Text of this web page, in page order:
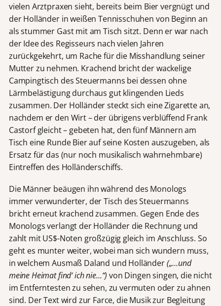
vielen Arztpraxen sieht, bereits beim Bier vergnügt und
der Holländer in weißen Tennisschuhen von Beginn an
als stummer Gast mit am Tisch sitzt. Denn er war nach
der Idee des Regisseurs nach vielen Jahren
zurückgekehrt, um Rache für die Misshandlung seiner
Mutter zu nehmen. Krachend bricht der wackelige
Campingtisch des Steuermanns bei dessen ohne
Lärmbelästigung durchaus gut klingenden Lieds
zusammen. Der Holländer steckt sich eine Zigarette an,
nachdem er den Wirt – der übrigens verblüffend Frank
Castorf gleicht – gebeten hat, den fünf Männern am
Tisch eine Runde Bier auf seine Kosten auszugeben, als
Ersatz für das (nur noch musikalisch wahrnehmbare)
Eintreffen des Holländerschiffs.
Die Männer beäugen ihn während des Monologs
immer verwunderter, der Tisch des Steuermanns
bricht erneut krachend zusammen. Gegen Ende des
Monologs verlangt der Holländer die Rechnung und
zahlt mit US$-Noten großzügig gleich im Anschluss. So
geht es munter weiter, wobei man sich wundern muss,
in welchem Ausmaß Daland und Holländer(„…und
meine Heimat find‘ ich nie…“) von Dingen singen, die nicht
im Entferntesten zu sehen, zu vermuten oder zu ahnen
sind. Der Text wird zur Farce, die Musik zur Begleitung